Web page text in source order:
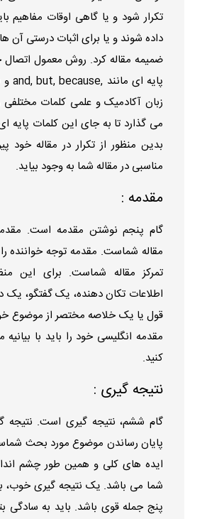
تکرار شود و یا گاهی اوقات مفاهیم
داده شوند و یا برای اثبات درستی آن
ضمیمه مقاله کرد. روش معمول اتصال
زبان آکادمیک و علمی کلمات مختلفی
می گذارد تا به جای این کلمات پایه
بدین منظور از تکرار در مقاله خود
مناسبی در مقاله شما به وجود بیاید.
مقدمه :
گام پنجم نوشتن مقدمه است.
مقاله شماست. مقدمه توجه خواننده
تمرکز مقاله شماست. برای این
اطلاعات تکان دهنده، یک گفتگو، یک
قول یا یک خلاصه مختصر از موضوع
مقدمه انگلیسی خود را باید با بیانیه
کنید.
نتیجه گیری :
گام ششم، نتیجه گیری است. نتیجه
پایان رساندن موضوع مورد بحث
ایده های کلی و همین طور چشم
شما می باشد. یک نتیجه گیری خوب،
پنج جمله قوی باشد. باید به سادگی